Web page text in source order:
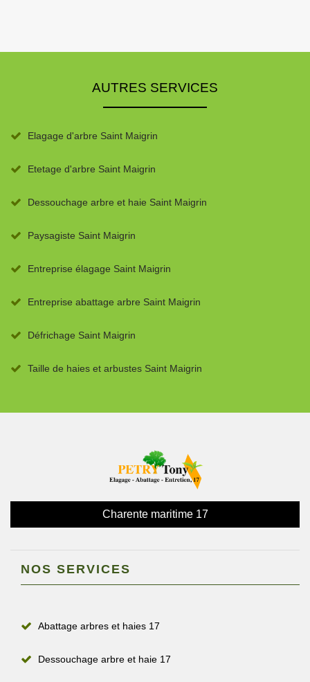
AUTRES SERVICES
Elagage d'arbre Saint Maigrin
Etetage d'arbre Saint Maigrin
Dessouchage arbre et haie Saint Maigrin
Paysagiste Saint Maigrin
Entreprise élagage Saint Maigrin
Entreprise abattage arbre Saint Maigrin
Défrichage Saint Maigrin
Taille de haies et arbustes Saint Maigrin
Charente maritime 17
NOS SERVICES
Abattage arbres et haies 17
Dessouchage arbre et haie 17